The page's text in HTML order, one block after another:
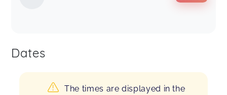
Dates
The times are displayed in the